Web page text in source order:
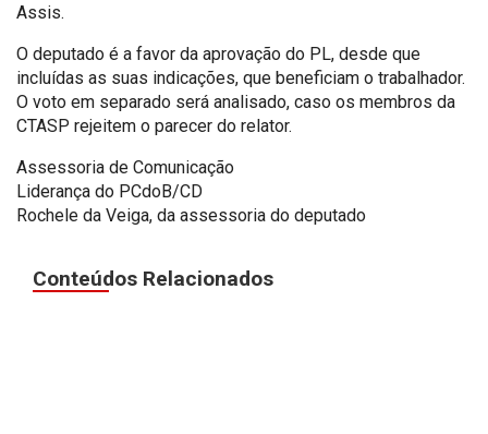
Assis.
O deputado é a favor da aprovação do PL, desde que
incluídas as suas indicações, que beneficiam o trabalhador.
O voto em separado será analisado, caso os membros da
CTASP rejeitem o parecer do relator.
Assessoria de Comunicação
Liderança do PCdoB/CD
Rochele da Veiga, da assessoria do deputado
Conteúdos Relacionados